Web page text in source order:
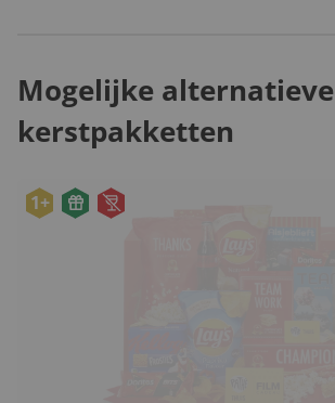
Mogelijke alternatieve
kerstpakketten
1+